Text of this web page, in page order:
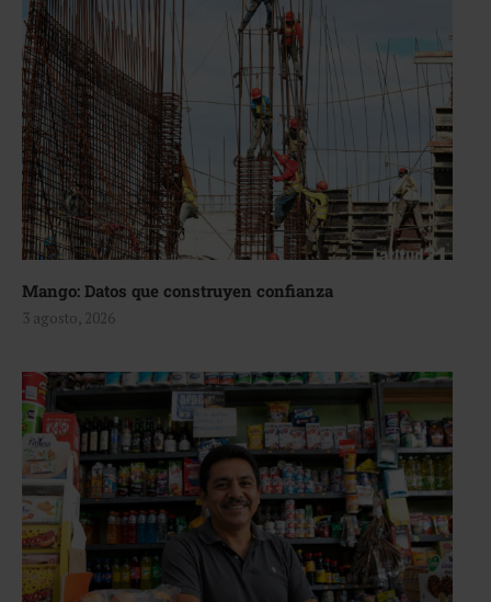
Mango: Datos que construyen confianza
3 agosto, 2026